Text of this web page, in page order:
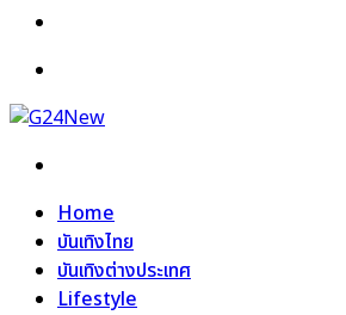
Home
บันเทิงไทย
บันเทิงต่างประเทศ
Lifestyle